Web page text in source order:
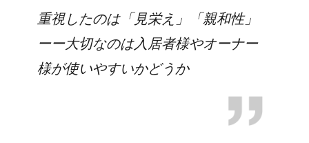
重視したのは「見栄え」「親和性」
ーー大切なのは入居者様やオーナー
様が使いやすいかどうか